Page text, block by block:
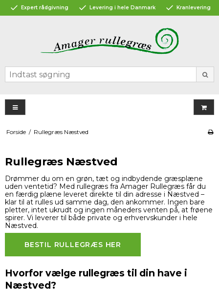
Expert rådgivning Levering i hele Danmark Kranlevering
Forside / Rullegræs Næstved
Rullegræs Næstved
Drømmer du om en grøn, tæt og indbydende græsplæne
uden ventetid? Med rullegræs fra Amager Rullegræs får du
en færdig plæne leveret direkte til din adresse i Næstved –
klar til at rulles ud samme dag, den ankommer. Ingen bare
pletter, intet ukrudt og ingen måneders venten på, at frøene
spirer. Vi leverer til både private og erhvervskunder i hele
Næstved.
BESTIL RULLEGRÆS HER
Hvorfor vælge rullegræs til din have i
Næstved?